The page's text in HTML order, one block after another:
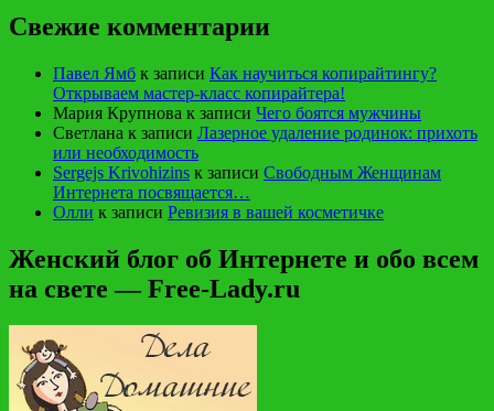
Свежие комментарии
Павел Ямб к записи Как научиться копирайтингу?
Открываем мастер-класс копирайтера!
Мария Крупнова к записи Чего боятся мужчины
Светлана к записи Лазерное удаление родинок: прихоть
или необходимость
Sergejs Krivohizins к записи Свободным Женщинам
Интернета посвящается…
Олли к записи Ревизия в вашей косметичке
Женский блог об Интернете и обо всем
на свете — Free-Lady.ru